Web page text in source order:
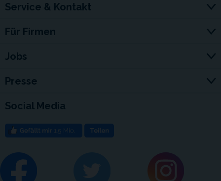
Service & Kontakt
Für Firmen
Jobs
Presse
Social Media